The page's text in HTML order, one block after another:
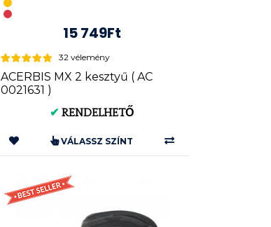
15 749Ft
32 vélemény
ACERBIS MX 2 kesztyű ( AC
0021631 )
✔RENDELHETŐ
VÁLASSZ SZÍNT